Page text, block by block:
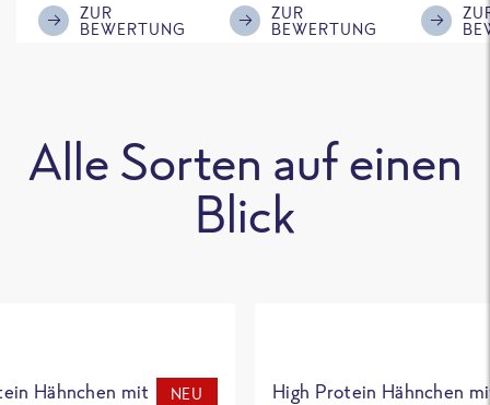
ZUR
BEWERTUNG
ZUR
BEWERTUNG
Alle Sorten auf einen
Blick
Hähnchen mit
NEU
High Protein Hähnchen